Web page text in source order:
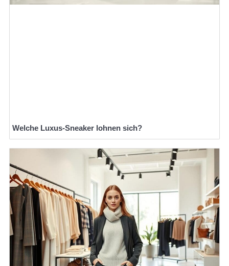
Welche Luxus-Sneaker lohnen sich?